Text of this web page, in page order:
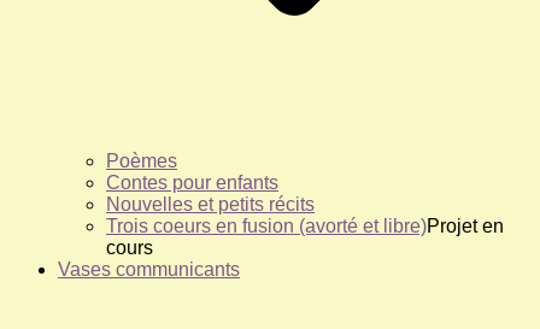
Poèmes
Contes pour enfants
Nouvelles et petits récits
Trois coeurs en fusion (avorté et libre)Projet en
cours
Vases communicants